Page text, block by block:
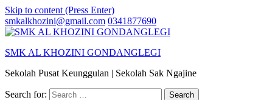
Skip to content (Press Enter)
smkalkhozini@gmail.com 0341877690
SMK AL KHOZINI GONDANGLEGI
Sekolah Pusat Keunggulan | Sekolah Sak Ngajine
Search for: